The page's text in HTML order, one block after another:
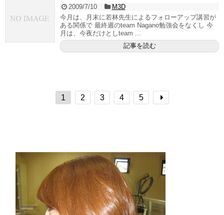
2009/7/10
M3D
今月は、月末に若林先生によるフォローアップ講習が
ある関係で 最終週のteam Nagano勉強会をなくし 今
月は、今夜だけとしteam ...
記事を読む
1 2 3 4 5